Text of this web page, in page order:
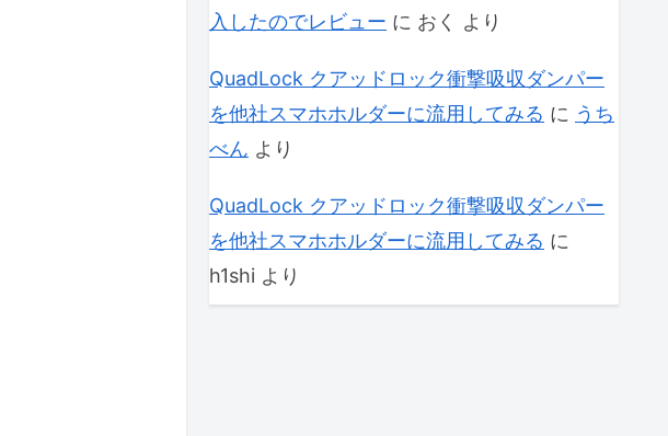
入したのでレビュー に おく より
QuadLock クアッドロック衝撃吸収ダンパー
を他社スマホホルダーに流用してみる に うち
べん より
QuadLock クアッドロック衝撃吸収ダンパー
を他社スマホホルダーに流用してみる に
h1shi より